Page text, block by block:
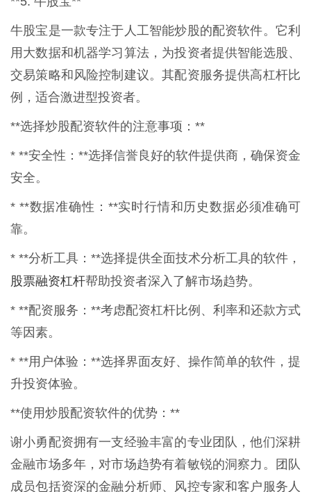
牛股宝是一款专注于人工智能炒股的配资软件。它利
用大数据和机器学习算法，为投资者提供智能选股、
交易策略和风险控制建议。其配资服务提供高杠杆比
例，适合激进型投资者。
**选择炒股配资软件的注意事项：**
* **安全性：**选择信誉良好的软件提供商，确保资金
安全。
* **数据准确性：**实时行情和历史数据必须准确可
靠。
* **分析工具：**选择提供全面技术分析工具的软件，
股票融资杠杆帮助投资者深入了解市场趋势。
* **配资服务：**考虑配资杠杆比例、利率和还款方式
等因素。
* **用户体验：**选择界面友好、操作简单的软件，提
升投资体验。
**使用炒股配资软件的优势：**
谢小勇配资拥有一支经验丰富的专业团队，他们深耕
金融市场多年，对市场趋势有着敏锐的洞察力。团队
成员包括资深的金融分析师、风控专家和客户服务人